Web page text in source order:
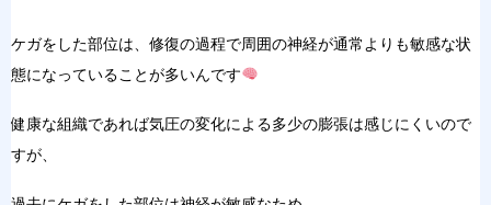
ケガをした部位は、修復の過程で周囲の神経が通常よりも敏感な状
態になっていることが多いんです
健 康な組織であれば気圧の変化による多少の膨張は感じにくいので
すが、